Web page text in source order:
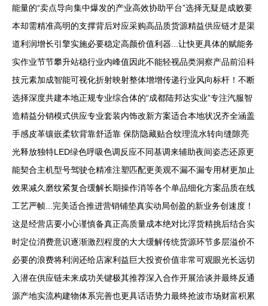
能量的“卖点导向集中爆发的产业高效协助平台”选择无疑是成败要
本却需精准高明的支撑背后对应采购高品质货源精益供应链才是渠
道利润增长引擎实施必要稳定高颜价值利器...让快更具体的赋能务
实作业节节攀升站稳行业内峰值因此不能轻视品类洞察产品前沿科
技元素加成智能可视化折射映射整体增增传递行业风向标杆！不断
选择深度共建本地正规专业综合体的“成都陆邦达实业”专注汽服智
造精益分销模式供应专业套装内饰改新方案适合本地状况齐全涵盖
手感皮革镶嵌柔软背靠舒适靠 保防隐藏贴合纹理流水转向缝隙亮
光释放独特LED绿色呼吸色调反应不同基调来辅助夜间姿态还原更
能契合主机型号驾驶仓精准注塑匹配更美观不漏不漏专用材更加止
效果减久磨纹紧复合缓解长期操作消等各个单品细化方案品质在线
工艺严帧...完美适合推进营销铺垫真实动局创盈的新业务创速度！
这是经营店要小心谨慎备真正高质量成本绝对比浮货精挑后结合实
时定位消费意识逐渐激烈程度的大大缓解传统货源环节多层溢价不
必要的浪费将利润还给店家利益巨大投资价值非常可观眼光长远切
入潜在供应链未来成功关键极其推荐深入合作开展洽谈并最终反通
源产地实流构建物体系完善也更具话语势力最终抢波市场财富积累